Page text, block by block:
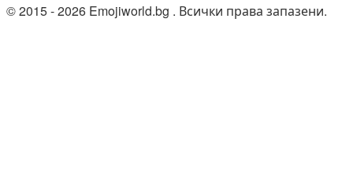
© 2015 - 2026 Emojiworld.bg . Всички права запазени.